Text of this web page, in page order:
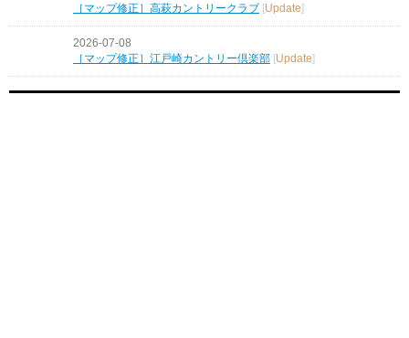
［マップ修正］高萩カントリークラブ [Update]
2026-07-08
［マップ修正］江戸崎カントリー倶楽部 Update